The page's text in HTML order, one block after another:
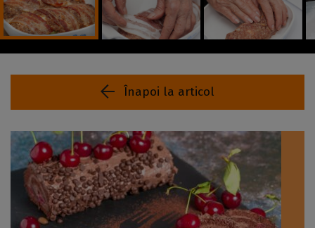
Înapoi la articol